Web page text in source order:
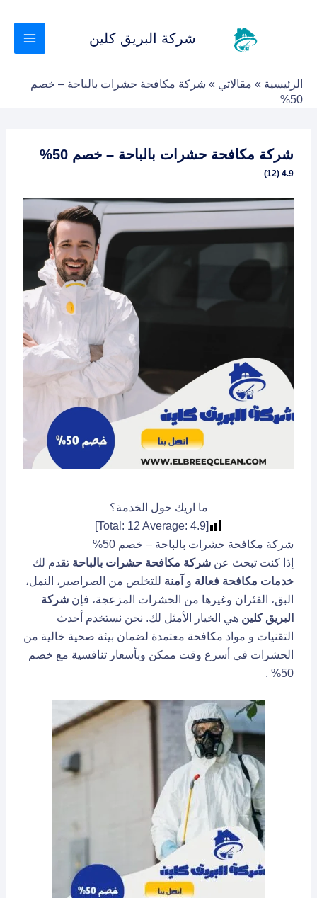
شركة البريق كلين
الرئيسية » مقالاتي » شركة مكافحة حشرات بالباحة – خصم
50%
شركة مكافحة حشرات بالباحة – خصم 50%
4.9 (12)
ما اريك حول الخدمة؟
[Total:
12 Average: 4.9
]
شركة مكافحة حشرات بالباحة – خصم 50%
إذا كنت تبحث عن شركة مكافحة حشرات بالباحة تقدم لك
خدمات مكافحة فعالة و آمنة للتخلص من الصراصير، النمل،
البق، الفئران وغيرها من الحشرات المزعجة، فإن شركة
البريق كلين هي الخيار الأمثل لك. نحن نستخدم أحدث
التقنيات و مواد مكافحة معتمدة لضمان بيئة صحية خالية من
الحشرات في أسرع وقت ممكن وبأسعار تنافسية مع خصم
50% .